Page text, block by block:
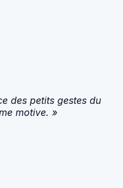
des petits gestes du
motive. »